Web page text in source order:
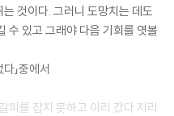
것이다. 그러니 도망치는 데도
수 있고 그래야 다음 기회를 엿볼
」중에서
피를 잡지 못하고 이리 갔다 저리